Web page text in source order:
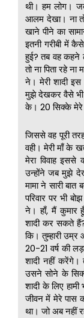
थी। हम लोग।
आलम देखा। ना
खाने पीने का
इतनी गरीबी में
हुई? तब वह कहने
तो ना पिता रहे
ने। मेरी शादी इस
मुझे देखकर वैसे भी
के। 20 सिक्के मेरे
जिससे वह पूरी
वही। मेरी माँ के
मेरा विवाह इससे
उन्होंने जब मुझे
मामा ने सारी
परिवार पर भी
ने। हाँ, मैं कुमार
शादी कर सकते
कि। तुम्हारी
20-21 वर्ष की
शादी नहीं
उसने सोने के
शादी के लिए
जीवन में मेरे पास
था। जो अब नहीं